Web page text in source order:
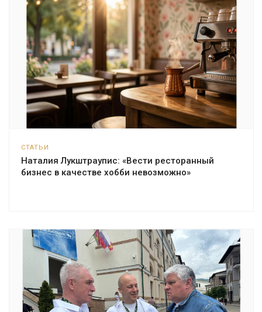
СТАТЬИ
Наталия Лукштраупис: «Вести ресторанный
бизнес в качестве хобби невозможно»